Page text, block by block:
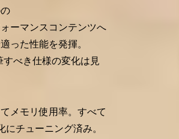
ーマンスコンテンツへ
った性能を発揮。
すべき仕様の変化は見
メモリ使用率。すべて
にチューニング済み。